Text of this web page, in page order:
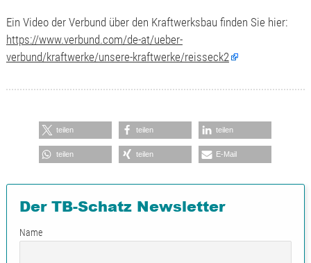
Ein Video der Verbund über den Kraftwerksbau finden Sie hier:
https://www.verbund.com/de-at/ueber-
verbund/kraftwerke/unsere-kraftwerke/reisseck2
teilen teilen teilen
teilen teilen E-Mail
Der TB-Schatz Newsletter
Name